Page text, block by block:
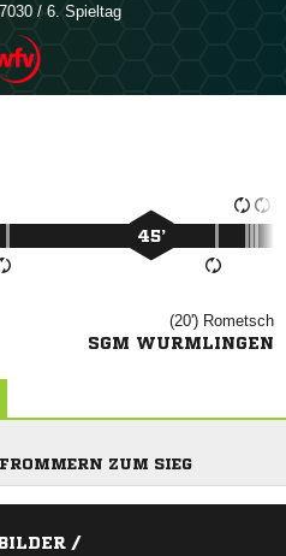
/ 6. Spieltag
45’
(20') 
SGM WURMLINGEN
ZUM SIEG
/